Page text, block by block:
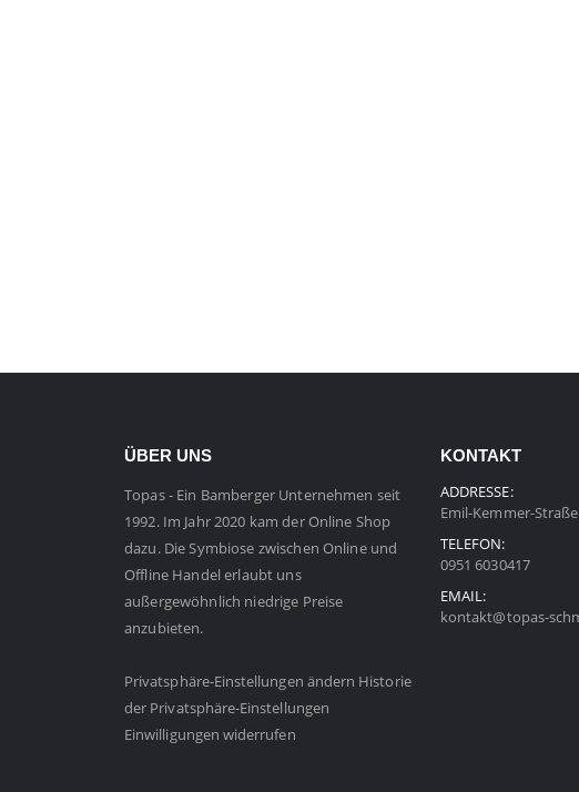
ÜBER UNS
Topas - Ein Bamberger Unternehmen seit
1992. Im Jahr 2020 kam der Online Shop
dazu. Die Symbiose zwischen Online und
Offline Handel erlaubt uns
außergewöhnlich niedrige Preise
anzubieten.
Privatsphäre-Einstellungen ändern Historie
der Privatsphäre-Einstellungen
Einwilligungen widerrufen
KONTAKT
ADDRESSE:
Emil-Kemmer-
TELEFON:
0951 6030417
EMAIL:
kontakt@topas-